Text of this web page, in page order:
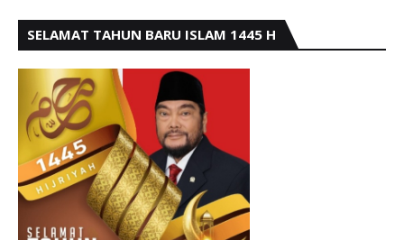
SELAMAT TAHUN BARU ISLAM 1445 H